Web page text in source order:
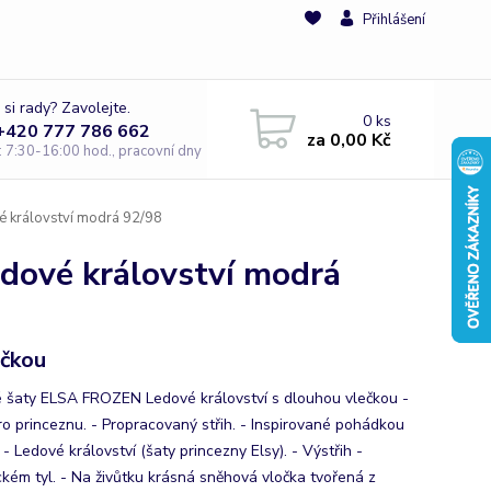
Přihlášení
rady? Zavolejte.
777 786 662
7:30-16:00 hod., pracovní dny
0ks
za 0,00 Kč
království modrá 92/98
království modrá
šaty ELSA FROZEN Ledové království s dlouhou vlečkou -
princeznu. - Propracovaný střih. - Inspirované pohádkou
- Ledové království (šaty princezny Elsy). - Výstřih -
tyl. - Na živůtku krásná sněhová vločka tvořená z